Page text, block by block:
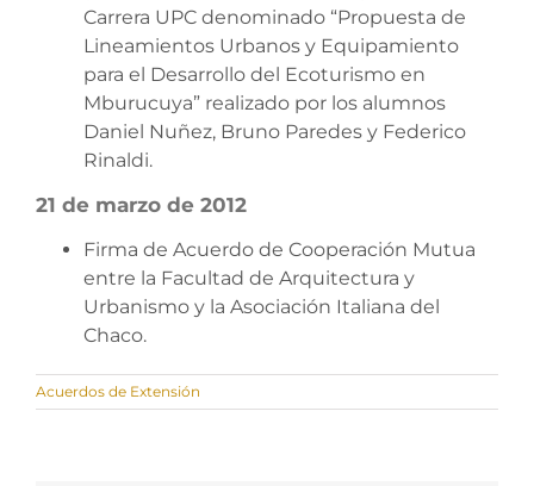
Carrera UPC denominado “Propuesta de
Lineamientos Urbanos y Equipamiento
para el Desarrollo del Ecoturismo en
Mburucuya” realizado por los alumnos
Daniel Nuñez, Bruno Paredes y Federico
Rinaldi.
21 de marzo de 2012
Firma de Acuerdo de Cooperación Mutua
entre la Facultad de Arquitectura y
Urbanismo y la Asociación Italiana del
Chaco.
Acuerdos de Extensión